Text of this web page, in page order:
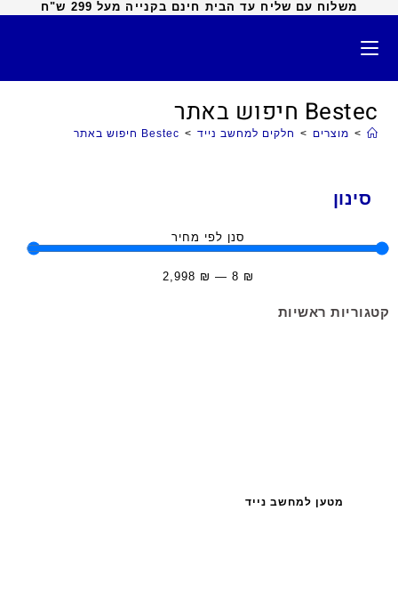
משלוח עם שליח עד הבית חינם בקנייה מעל 299 ש"ח
Bestec חיפוש באתר
> מוצרים > חלקים למחשב נייד > Bestec חיפוש באתר
סינון
סנן לפי מחיר
₪
8
—
₪
2,998
קטגוריות ראשיות
מטען למחשב נייד